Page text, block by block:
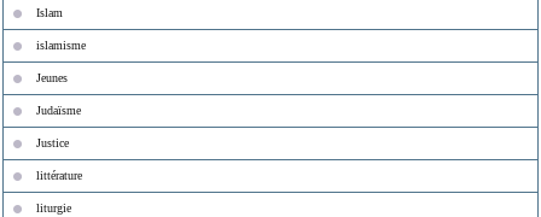
Islam
islamisme
Jeunes
Judaïsme
Justice
littérature
liturgie